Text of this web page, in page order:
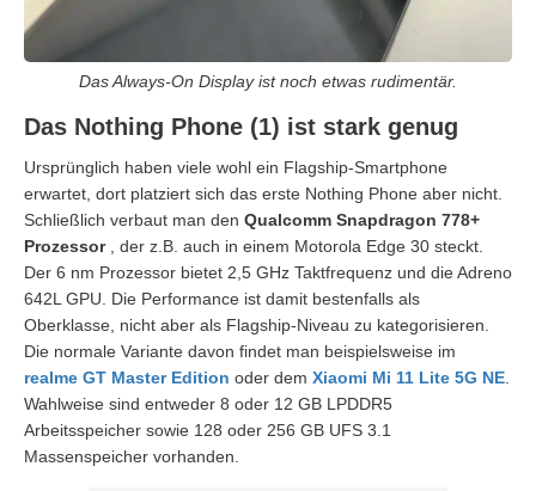
Das Always-On Display ist noch etwas rudimentär.
Das Nothing Phone (1) ist stark genug
Ursprünglich haben viele wohl ein Flagship-Smartphone
erwartet, dort platziert sich das erste Nothing Phone aber nicht.
Schließlich verbaut man den Qualcomm Snapdragon 778+
Prozessor , der z.B. auch in einem Motorola Edge 30 steckt.
Der 6 nm Prozessor bietet 2,5 GHz Taktfrequenz und die Adreno
642L GPU. Die Performance ist damit bestenfalls als
Oberklasse, nicht aber als Flagship-Niveau zu kategorisieren.
Die normale Variante davon findet man beispielsweise im
realme GT Master Edition oder dem Xiaomi Mi 11 Lite 5G NE.
Wahlweise sind entweder 8 oder 12 GB LPDDR5
Arbeitsspeicher sowie 128 oder 256 GB UFS 3.1
Massenspeicher vorhanden.